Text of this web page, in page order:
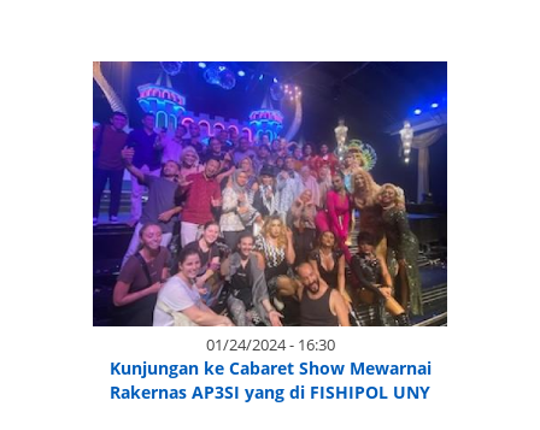
01/24/2024 - 16:30
Kunjungan ke Cabaret Show Mewarnai
Rakernas AP3SI yang di FISHIPOL UNY